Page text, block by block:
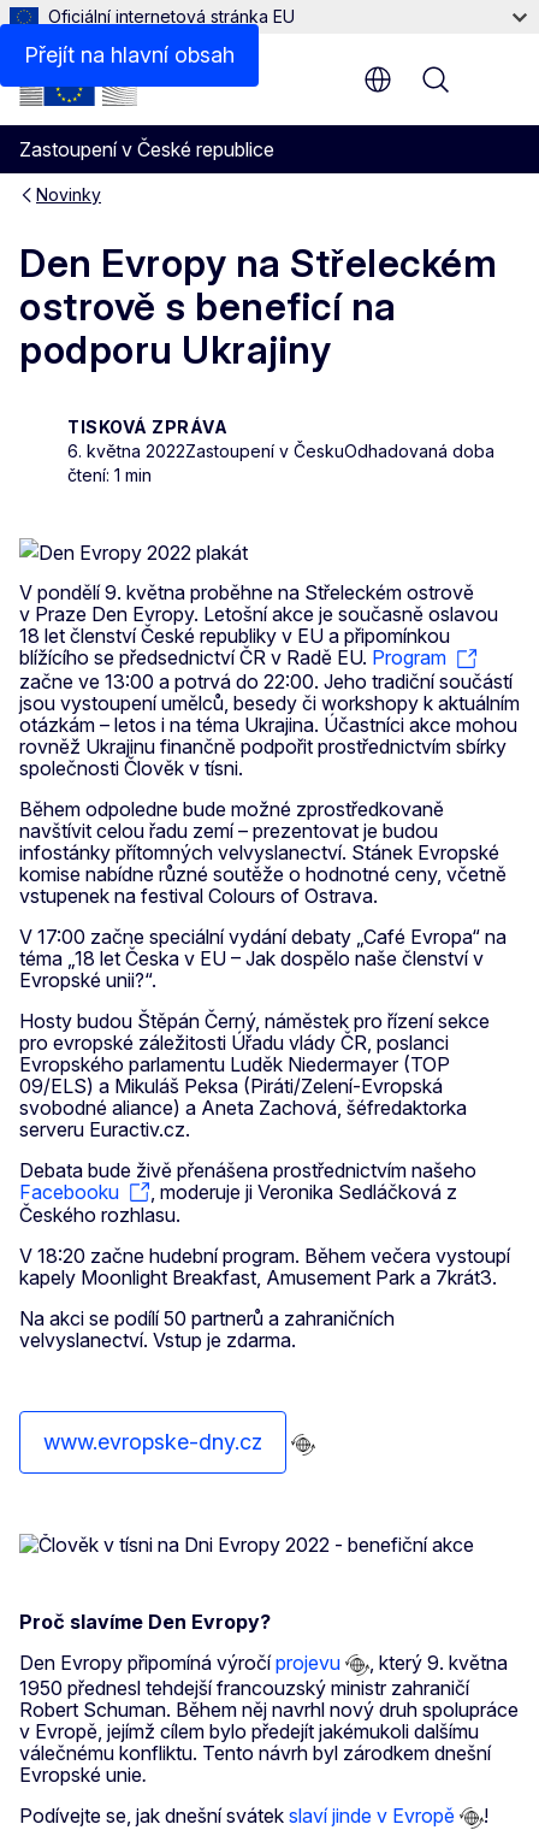
Přejít na hlavní obsah
Oficiální internetová stránka EU
Zastoupení v České republice
Menu
Novinky
Den Evropy na Střeleckém
ostrově s beneficí na
podporu Ukrajiny
TISKOVÁ ZPRÁVA
6. května 2022Zastoupení v ČeskuOdhadovaná doba
čtení: 1 min
V pondělí 9. května proběhne na Střeleckém ostrově
v Praze Den Evropy. Letošní akce je současně oslavou
18 let členství České republiky v EU a připomínkou
blížícího se předsednictví ČR v Radě EU. Program
začne ve 13:00 a potrvá do 22:00. Jeho tradiční součástí
jsou vystoupení umělců, besedy či workshopy k aktuálním
otázkám – letos i na téma Ukrajina. Účastníci akce mohou
rovněž Ukrajinu finančně podpořit prostřednictvím sbírky
společnosti Člověk v tísni.
Během odpoledne bude možné zprostředkovaně
navštívit celou řadu zemí – prezentovat je budou
infostánky přítomných velvyslanectví. Stánek Evropské
komise nabídne různé soutěže o hodnotné ceny, včetně
vstupenek na festival Colours of Ostrava.
V 17:00 začne speciální vydání debaty „Café Evropa“ na
téma „18 let Česka v EU – Jak dospělo naše členství v
Evropské unii?“.
Hosty budou Štěpán Černý, náměstek pro řízení sekce
pro evropské záležitosti Úřadu vlády ČR, poslanci
Evropského parlamentu Luděk Niedermayer (TOP
09/ELS) a Mikuláš Peksa (Piráti/Zelení-Evropská
svobodné aliance) a Aneta Zachová, šéfredaktorka
serveru Euractiv.cz.
Debata bude živě přenášena prostřednictvím našeho
Facebooku
moderuje ji Veronika Sedláčková z
Českého rozhlasu.
V 18:20 začne hudební program. Během večera vystoupí
kapely Moonlight Breakfast, Amusement Park a 7krát3.
Na akci se podílí 50 partnerů a zahraničních
velvyslanectví. Vstup je zdarma.
www.evropske-dny.cz
Proč slavíme Den Evropy?
Den Evropy připomíná výročíprojevu
, který 9. května
1950 přednesl tehdejší francouzský ministr zahraničí
Robert Schuman. Během něj navrhl nový druh spolupráce
v Evropě, jejímž cílem bylo předejít jakémukoli dalšímu
válečnému konfliktu. Tento návrh byl zárodkem dnešní
Evropské unie.
Podívejte se, jak dnešní svátek slaví jinde v Evropě
!